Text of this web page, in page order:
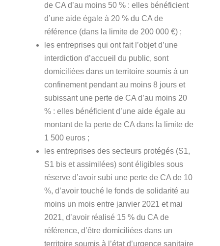
de CA d’au moins 50 % : elles bénéficient
d’une aide égale à 20 % du CA de
référence (dans la limite de 200 000 €) ;
les entreprises qui ont fait l’objet d’une
interdiction d’accueil du public, sont
domiciliées dans un territoire soumis à un
confinement pendant au moins 8 jours et
subissant une perte de CA d’au moins 20
% : elles bénéficient d’une aide égale au
montant de la perte de CA dans la limite de
1 500 euros ;
les entreprises des secteurs protégés (S1,
S1 bis et assimilées) sont éligibles sous
réserve d’avoir subi une perte de CA de 10
%, d’avoir touché le fonds de solidarité au
moins un mois entre janvier 2021 et mai
2021, d’avoir réalisé 15 % du CA de
référence, d’être domiciliées dans un
territoire soumis à l’état d’urgence sanitaire